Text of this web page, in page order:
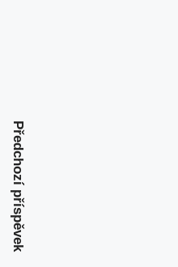
Předchozí příspěvek